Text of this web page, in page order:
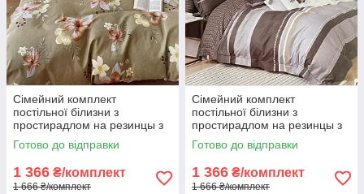
Сімейний комплект
постільної білизни з
простирадлом на резинцы з
фланелі, дві підковдри
Готово до відправки
1 366 ₴/комплект
1 666 ₴/комплект
Сімейний комплект
постільної білизни з
простирадлом на резинцы з
фланелі, дві підковдри
Готово до відправки
1 366 ₴/комплект
1 666 ₴/комплект